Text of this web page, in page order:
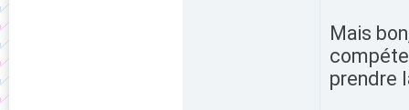
Mais
prendre